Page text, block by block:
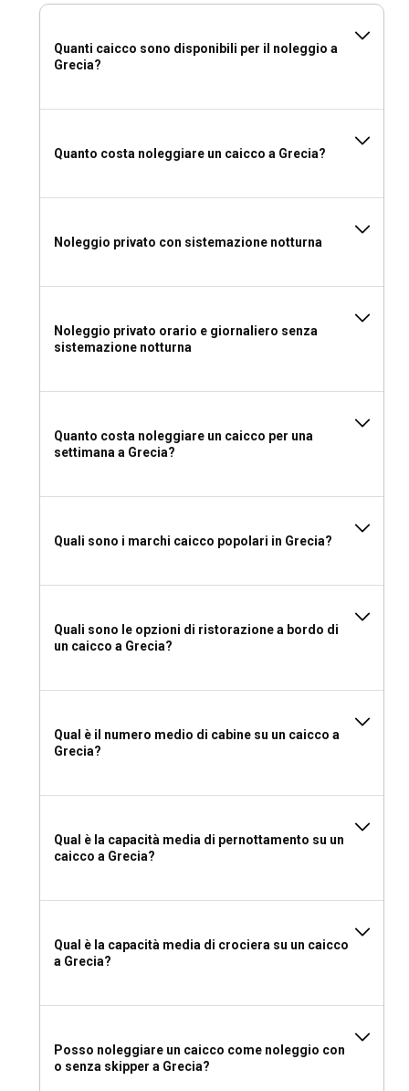
senza skipper?
Noleggiare una caicco in Grecia generalmente include i
servizi di un esperto skipper, essenziale per navigare in
migliorare la tua esperienza di navigazione.
Dovrei noleggiare una caicco in Grecia con o
equipaggio professionale. L'equipaggio esperto si occupa di
tutto, dalla navigazione alla cucina, garantendo che il tuo
caicco in Grecia?
elementi essenziali includono costumi da bagno, crema
Quanti caicco sono disponibili per il noleggio a
Grecia?
Quanto costa noleggiare un caicco a Grecia?
Noleggio privato con sistemazione notturna
Noleggio privato orario e giornaliero senza
sistemazione notturna
Quanto costa noleggiare un caicco per una
settimana a Grecia?
Quali sono i marchi caicco popolari in Grecia?
Quali sono le opzioni di ristorazione a bordo di
un caicco a Grecia?
Qual è il numero medio di cabine su un caicco a
Grecia?
Qual è la capacità media di pernottamento su un
caicco a Grecia?
Qual è la capacità media di crociera su un caicco
a Grecia?
Posso noleggiare un caicco come noleggio con
o senza skipper a Grecia?